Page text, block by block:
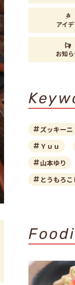
アイ
お知
ズッキーニ
Ｙｕｕ
山本ゆり
とうもろこ